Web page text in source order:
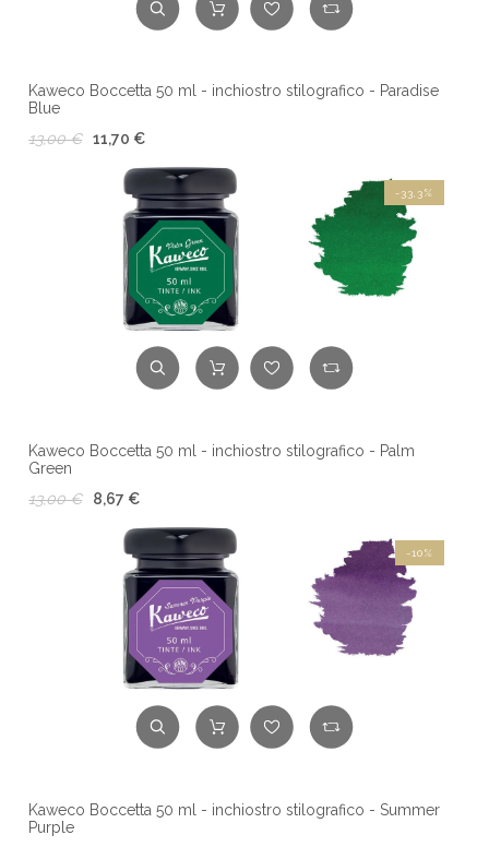
Kaweco Boccetta 50 ml - inchiostro stilografico - Paradise
Blue
13,00 €
11,70 €
Kaweco Boccetta 50 ml - inchiostro stilografico - Palm
Green
13,00 €
8,67 €
-33,3%
Kaweco Boccetta 50 ml - inchiostro stilografico - Summer
Purple
-10%